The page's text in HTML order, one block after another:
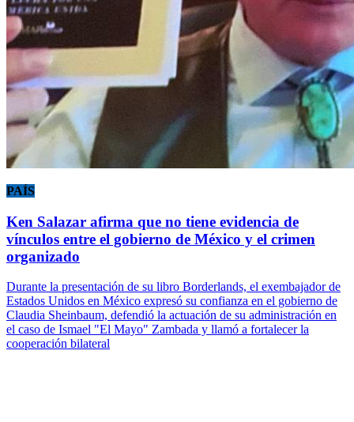
PAÍS
Ken Salazar afirma que no tiene evidencia de
vínculos entre el gobierno de México y el crimen
organizado
Durante la presentación de su libro Borderlands, el exembajador de
Estados Unidos en México expresó su confianza en el gobierno de
Claudia Sheinbaum, defendió la actuación de su administración en
el caso de Ismael "El Mayo" Zambada y llamó a fortalecer la
cooperación bilateral